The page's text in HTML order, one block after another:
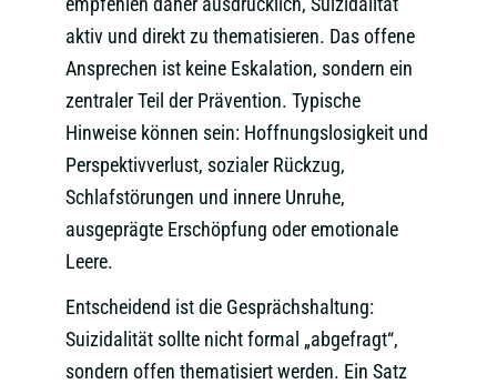
aktiv und direkt zu thematisieren. Das offene
Ansprechen ist keine Eskalation, sondern ein
zentraler Teil der Prävention. Typische
Hinweise können sein: Hoffnungslosigkeit und
Perspektivverlust, sozialer Rückzug,
Schlafstörungen und innere Unruhe,
ausgeprägte Erschöpfung oder emotionale
Leere.
Entscheidend ist die Gesprächshaltung:
Suizidalität sollte nicht formal „abgefragt“,
sondern offen thematisiert werden. Ein Satz